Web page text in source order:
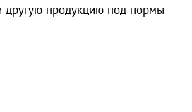
продукцию под нормы